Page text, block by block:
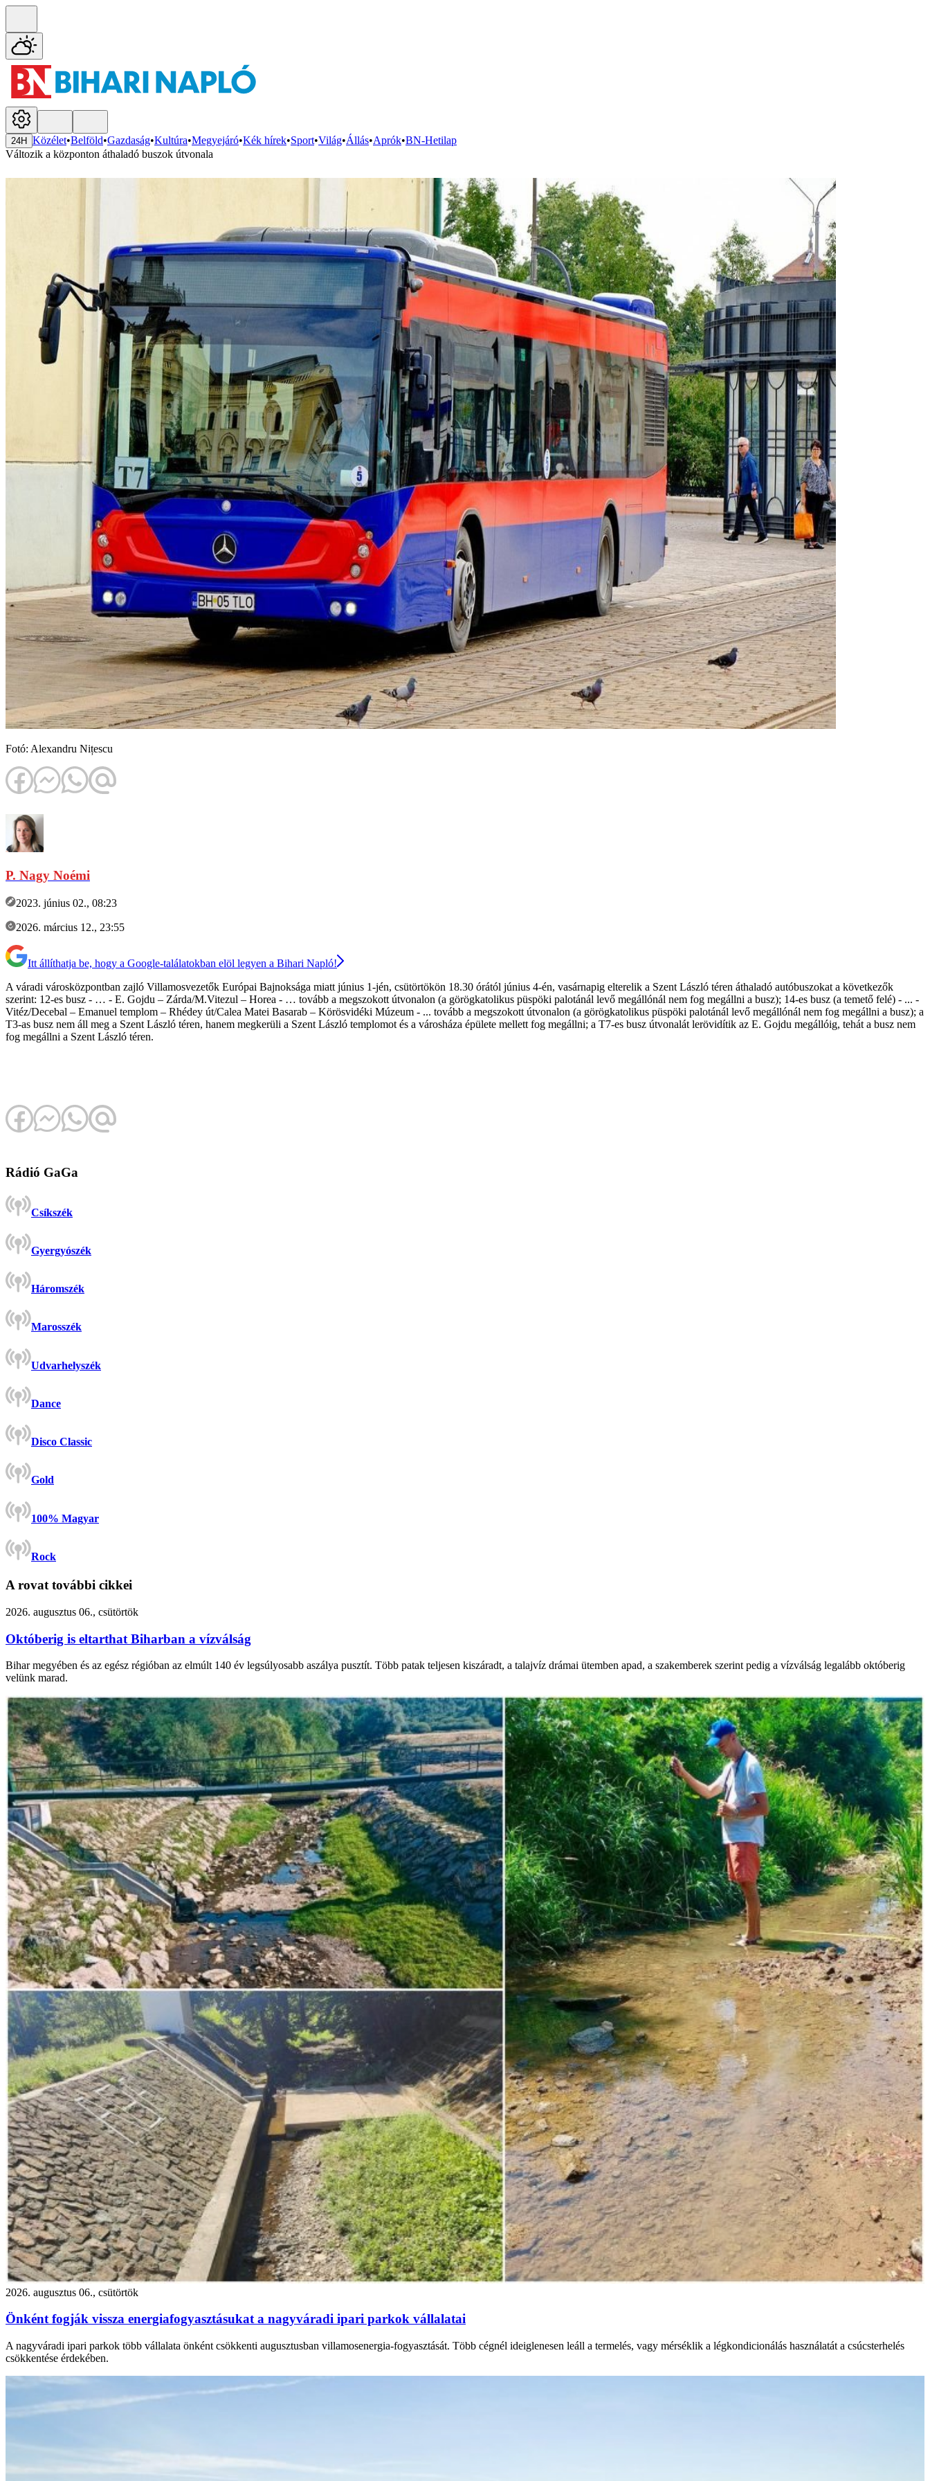
24H Közélet•Belföld•Gazdaság•Kultúra•Megyejáró•Kék hírek•Sport•Világ•Állás•Aprók•BN-Hetilap
Változik a központon áthaladó buszok útvonala
Fotó: Alexandru Nițescu
P. Nagy Noémi
2023. június 02., 08:23
2026. március 12., 23:55
Itt állíthatja be, hogy a Google-találatokban elöl legyen a Bihari Napló!
A váradi városközpontban zajló Villamosvezetők Európai Bajnoksága miatt június 1-jén, csütörtökön 18.30 órától június 4-én, vasárnapig elterelik a Szent László téren áthaladó autóbuszokat a következők
szerint: 12-es busz - … - E. Gojdu – Zárda/M.Vitezul – Horea - … tovább a megszokott útvonalon (a görögkatolikus püspöki palotánál levő megállónál nem fog megállni a busz); 14-es busz (a temető felé) - ... -
Vitéz/Decebal – Emanuel templom – Rhédey út/Calea Matei Basarab – Körösvidéki Múzeum - ... tovább a megszokott útvonalon (a görögkatolikus püspöki palotánál levő megállónál nem fog megállni a busz); a
T3-as busz nem áll meg a Szent László téren, hanem megkerüli a Szent László templomot és a városháza épülete mellett fog megállni; a T7-es busz útvonalát lerövidítik az E. Gojdu megállóig, tehát a busz nem
fog megállni a Szent László téren.
Rádió GaGa
Csíkszék
Gyergyószék
Háromszék
Marosszék
Udvarhelyszék
Dance
Disco Classic
Gold
100% Magyar
Rock
A rovat további cikkei
2026. augusztus 06., csütörtök
Októberig is eltarthat Biharban a vízválság
Bihar megyében és az egész régióban az elmúlt 140 év legsúlyosabb aszálya pusztít. Több patak teljesen kiszáradt, a talajvíz drámai ütemben apad, a szakemberek szerint pedig a vízválság legalább októberig
velünk marad.
2026. augusztus 06., csütörtök
Önként fogják vissza energiafogyasztásukat a nagyváradi ipari parkok vállalatai
A nagyváradi ipari parkok több vállalata önként csökkenti augusztusban villamosenergia-fogyasztását. Több cégnél ideiglenesen leáll a termelés, vagy mérséklik a légkondicionálás használatát a csúcsterhelés
csökkentése érdekében.